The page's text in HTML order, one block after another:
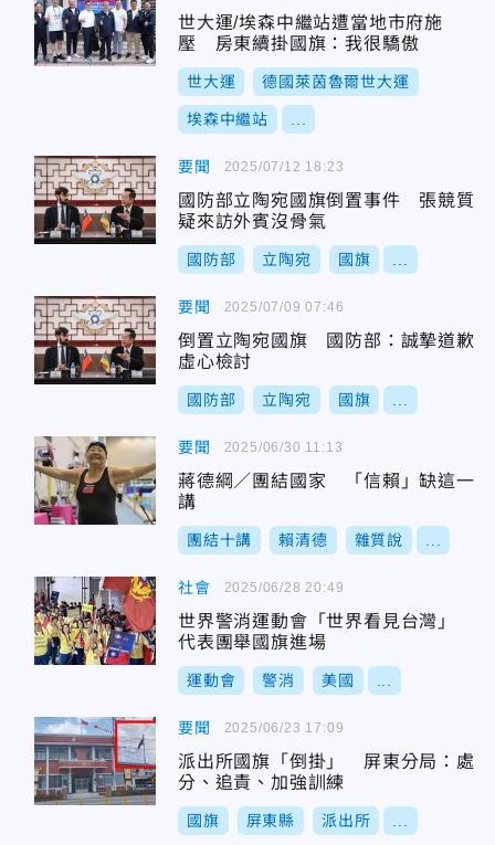
世大運/埃森中繼站遭當地市府施
壓 房東續掛國旗：我很驕傲
世大運 德國萊茵魯爾世大運
埃森中繼站
要聞
國防部立陶宛國旗倒置事件 張競質
疑來訪外賓沒骨氣
國防部 立陶宛 國旗
2025/07/12 18:23
要聞
倒置立陶宛國旗 國防部：誠摯道歉
虛心檢討
國防部 立陶宛 國旗
2025/07/09 07:46
要聞
蔣德綱／團結國家 「信賴」缺這一
講
團結十講 賴清德 雜質說
2025/06/30 11:13
社會
世界警消運動會「世界看見台灣」
代表團舉國旗進場
運動會 警消 美國
2025/06/28 20:49
要聞
派出所國旗「倒掛」 屏東分局：處
分、追責、加強訓練
國旗 屏東縣 派出所
2025/06/23 17:09